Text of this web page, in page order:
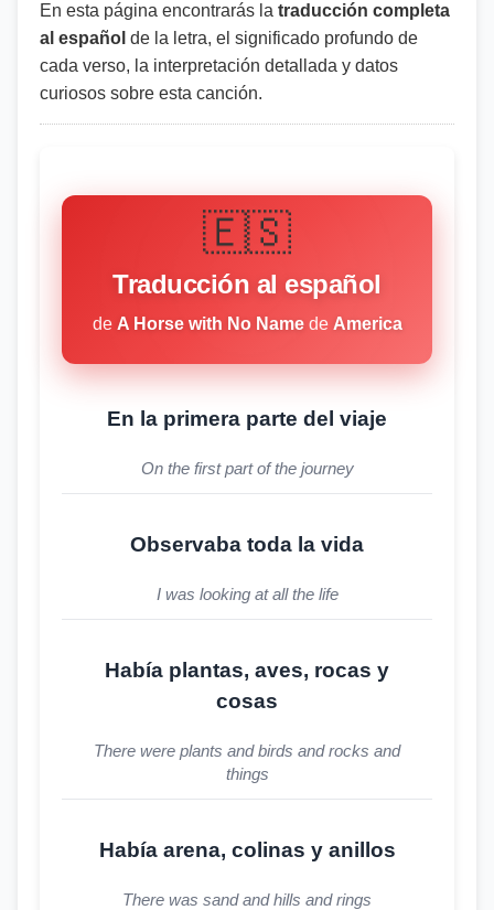
En esta página encontrarás la traducción completa
al español de la letra, el significado profundo de
cada verso, la interpretación detallada y datos
curiosos sobre esta canción.
🇪🇸
Traducción al español
de A Horse with No Namede America
En la primera parte del viaje
On the first part of the journey
Observaba toda la vida
I was looking at all the life
Había plantas, aves, rocas y
cosas
There were plants and birds and rocks and
things
Había arena, colinas y anillos
There was sand and hills and rings